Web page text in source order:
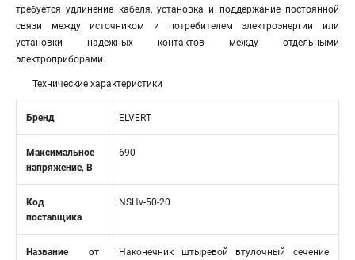
требуется удлинение кабеля, установка и поддержание постоянной
связи между источником и потребителем электроэнергии или
установки надежных контактов между отдельными
электроприборами.
Технические характеристики
Бренд ELVERT
Максимальное
напряжение, В
690
Код
поставщика
NSHv-50-20
Название от
Наконечник штыревой втулочный сечение